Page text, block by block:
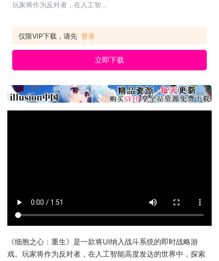
玩家将作为反对者，在人工智...
仅限VIP下载，请先 登录
立即下载
《细胞之心：重生》是一款将UI纳入战斗系统的即时战略游
戏。玩家将作为反对者，在人工智能高度发达的世界中，探索